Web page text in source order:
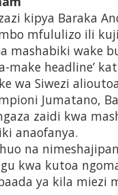
kipya Baraka
mfululizo ili
mashabiki wake
make headline’
wa Siwezi
Jumatano,
zaidi kwa
anaofanya.
na
kwa kutoa
ya kila miezi